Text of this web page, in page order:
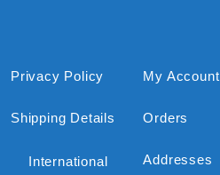
Privacy Policy
Shipping Details
International
My Account
Orders
Addresses